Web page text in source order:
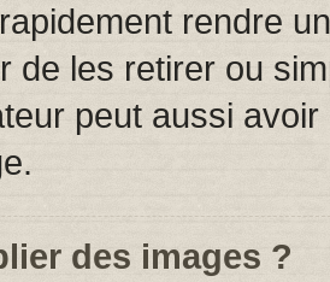
rendre
de les retirer ou
peut aussi
des images ?